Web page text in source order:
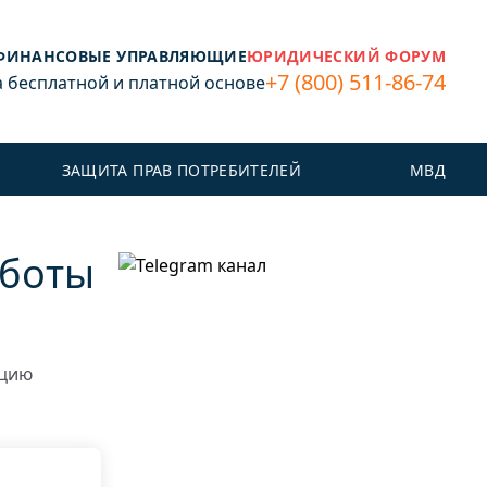
УПРАВЛЯЮЩИЕЮРИДИЧЕСКИЙ ФОРУМ
и платной основе+7 (800) 511-86-74
ЗАЩИТА ПРАВ ПОТРЕБИТЕЛЕЙ МВД